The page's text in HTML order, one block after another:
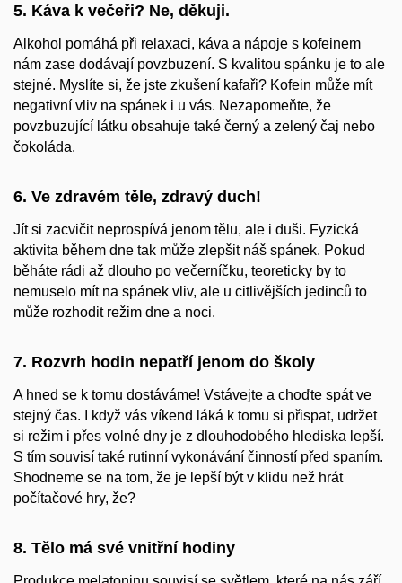
5. Káva k večeři? Ne, děkuji.
Alkohol pomáhá při relaxaci, káva a nápoje s kofeinem
nám zase dodávají povzbuzení. S kvalitou spánku je to ale
stejné. Myslíte si, že jste zkušení kafaři? Kofein může mít
negativní vliv na spánek i u vás. Nezapomeňte, že
povzbuzující látku obsahuje také černý a zelený čaj nebo
čokoláda.
6. Ve zdravém těle, zdravý duch!
Jít si zacvičit neprospívá jenom tělu, ale i duši. Fyzická
aktivita během dne tak může zlepšit náš spánek. Pokud
běháte rádi až dlouho po večerníčku, teoreticky by to
nemuselo mít na spánek vliv, ale u citlivějších jedinců to
může rozhodit režim dne a noci.
7. Rozvrh hodin nepatří jenom do školy
A hned se k tomu dostáváme! Vstávejte a choďte spát ve
stejný čas. I když vás víkend láká k tomu si přispat, udržet
si režim i přes volné dny je z dlouhodobého hlediska lepší.
S tím souvisí také rutinní vykonávání činností před spaním.
Shodneme se na tom, že je lepší být v klidu než hrát
počítačové hry, že?
8. Tělo má své vnitřní hodiny